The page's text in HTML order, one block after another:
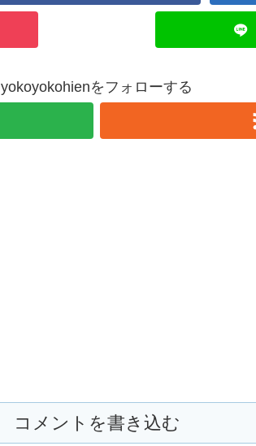
yokoyokohienをフォローする
コメントを書き込む